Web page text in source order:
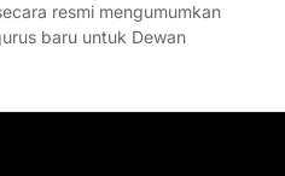
resmi mengumumkan
baru untuk Dewan